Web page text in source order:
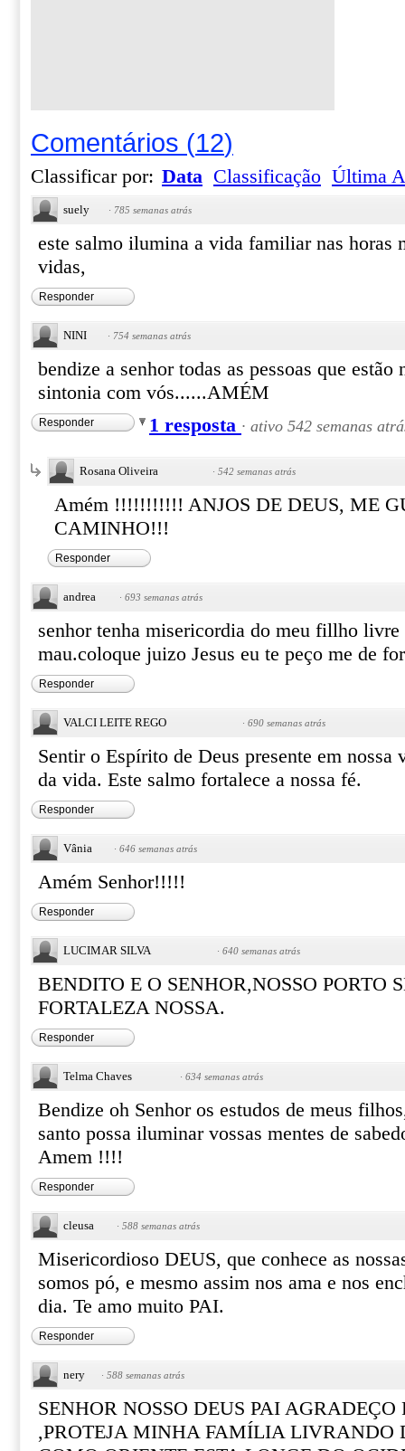
Comentários (12)
Classificar por: Data Classificação Última
suely · 785 semanas atrás
este salmo ilumina a vida familiar nas horas
vidas,
Responder
NINI · 754 semanas atrás
bendize a senhor todas as pessoas que estão
sintonia com vós......AMÉM
Responder 1 resposta · ativo 542 semanas
Rosana Oliveira · 542 semanas atrás
Amém !!!!!!!!!!! ANJOS DE DEUS, ME
CAMINHO!!!
Responder
andrea · 693 semanas atrás
senhor tenha misericordia do meu fillho livre
mau.coloque juizo Jesus eu te peço me de
Responder
VALCI LEITE REGO · 690 semanas atrás
Sentir o Espírito de Deus presente em nossa
da vida. Este salmo fortalece a nossa fé.
Responder
Vânia · 646 semanas atrás
Amém Senhor!!!!!
Responder
LUCIMAR SILVA · 640 semanas atrás
BENDITO E O SENHOR,NOSSO PORTO
FORTALEZA NOSSA.
Responder
Telma Chaves · 634 semanas atrás
Bendize oh Senhor os estudos de meus
santo possa iluminar vossas mentes de
Amem !!!!
Responder
cleusa · 588 semanas atrás
Misericordioso DEUS, que conhece as
somos pó, e mesmo assim nos ama e nos
dia. Te amo muito PAI.
Responder
nery · 588 semanas atrás
SENHOR NOSSO DEUS PAI
,PROTEJA MINHA FAMÍLIA LIVRANDO